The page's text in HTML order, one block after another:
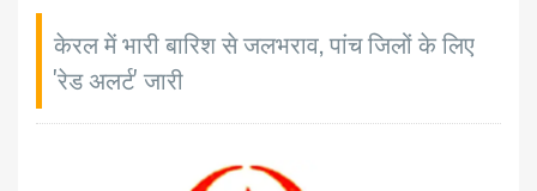
केरल में भारी बारिश से जलभराव, पांच जिलों के लिए
'रेड अलर्ट' जारी